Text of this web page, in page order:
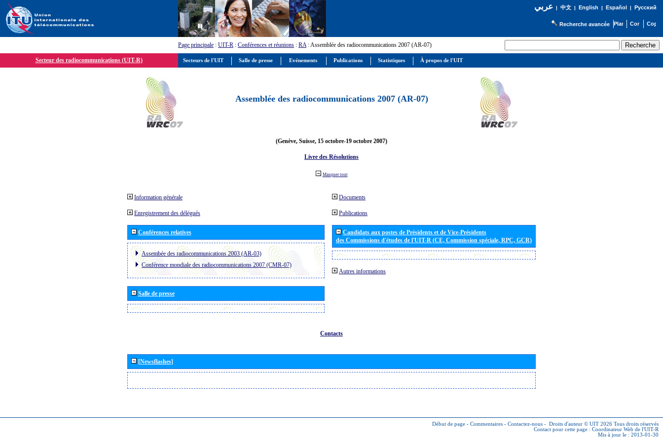
عربي| 中文| English | Español | Русский
Recherche avancée
Page principale : UIT-R : Conférences et réunions : RA: Assemblée des radiocommunications 2007 (AR-07)
Secteur des radiocommunications (UIT-R)
Assemblée des radiocommunications 2007 (AR-07)
(Genève, Suisse, 15 octobre-19 octobre 2007)
Livre des Résolutions
Masquer tout
Information générale
Enregistrement des délégués
Conférences relatives
Assembée des radiocommunications 2003 (AR-03)
Conférence mondiale des radiocommunications 2007 (CMR-07)
Salle de presse
Documents
Publications
Candidats aux postes de Présidents et de Vice-Présidents
des Commissions d'études de l'UIT-R (CE, Commission spéciale, RPC, GCR)
Autres informations
Contacts
[Newsflashes]
Début de page - Commentaires - Contactez-nous - Droits d'auteur © UIT 2026 Tous droits réservés
Contact pour cette page : Coordinateur Web de l'UIT-R
Mis à jour le : 2013-01-30
Secteurs de l'UIT Salle de presse Evénements Publications Statistiques À propos de l'UIT